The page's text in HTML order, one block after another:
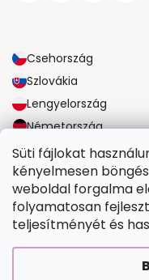
Süti fájlokat
kényelmesen
weboldal forgalma
folyamatosan
teljesítményét és
Csehország
Szlovákia
Lengyelország
Németország
Nagy-Britannia
MEGBÍZHATÓ
BIZTONSÁGOS FIZETÉSI